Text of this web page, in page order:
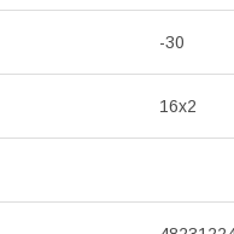
-30
16х2